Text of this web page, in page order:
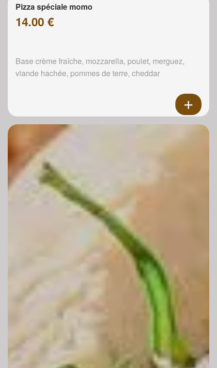
Pizza spéciale momo
14.00 €
Base crème fraîche, mozzarella, poulet, merguez,
viande hachée, pommes de terre, cheddar